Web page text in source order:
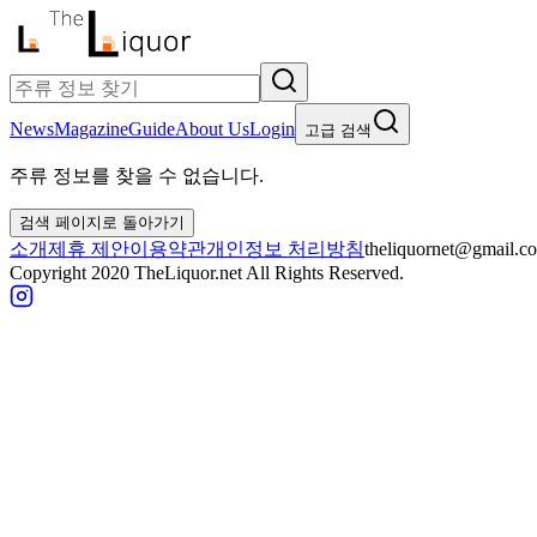
NewsMagazineGuideAbout UsLogin 고급 검색
주류 정보를 찾을 수 없습니다.
검색 페이지로 돌아가기
소개제휴 제안이용약관개인정보 처리방침
Copyright 2020 TheLiquor.net All Rights Reserved.